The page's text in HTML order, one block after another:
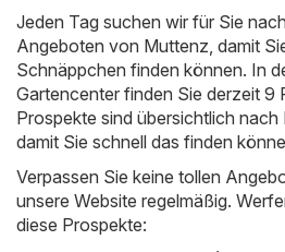
Jeden Tag suchen wir für Sie
Angeboten von Muttenz, damit
Schnäppchen finden können. In
Gartencenter finden Sie derzeit 9
Prospekte sind übersichtlich
damit Sie schnell das finden
Verpassen Sie keine tollen
unsere Website regelmäßig.
diese Prospekte: